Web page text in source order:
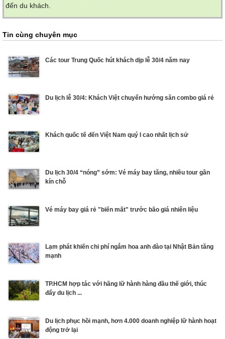
đến du khách.
Tin cùng chuyên mục
Các tour Trung Quốc hút khách dịp lễ 30/4 năm nay
Du lịch lễ 30/4: Khách Việt chuyển hướng săn combo giá rẻ
Khách quốc tế đến Việt Nam quý I cao nhất lịch sử
Du lịch 30/4 “nóng” sớm: Vé máy bay tăng, nhiều tour gần
kín chỗ
Vé máy bay giá rẻ "biến mất" trước bão giá nhiên liệu
Lạm phát khiến chi phí ngắm hoa anh đào tại Nhật Bản tăng
mạnh
TP.HCM hợp tác với hãng lữ hành hàng đầu thế giới, thúc
đẩy du lịch ...
Du lịch phục hồi mạnh, hơn 4.000 doanh nghiệp lữ hành hoạt
động trở lại